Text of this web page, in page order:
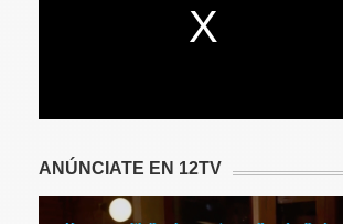
ANÚNCIATE EN 12TV